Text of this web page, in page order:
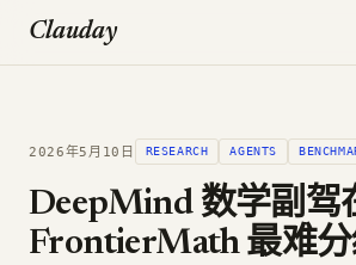
Clauday
2026年5月10日 RESEARCH AGENTS
DeepMind 数学副驾
FrontierMath 最难